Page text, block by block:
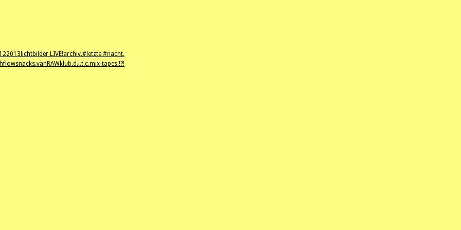
2013 lichtbilder LIVE!archiv.#letzte #nacht.
vanRAWklub.d.i.t.c.mix-tapes.!?!